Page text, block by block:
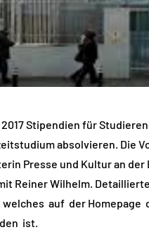
Stipendien für
absolvieren. Die
Presse und Kultur an
Reiner Wilhelm.
auf der Homepage
ist.